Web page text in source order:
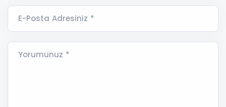
E-Posta Adresiniz *
Yorumunuz *